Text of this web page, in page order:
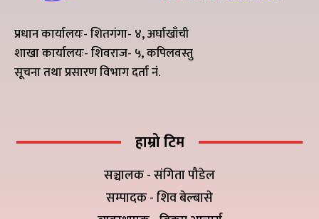
प्रधान कार्यालयः- शितगंगा- ४, अर्घाखाँची
शाखा कार्यालयः- शिवराज- ५, कपिलवस्तु
सूचना तथा प्रसारण विभाग दर्ता नं.
हाम्रो टिम
सञ्चालक - संगिता पौडेल
सम्पादक - शिव बेल्बासे